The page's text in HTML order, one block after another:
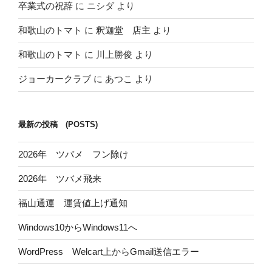
卒業式の祝辞 に ニシダ より
和歌山のトマト に 釈迦堂 店主 より
和歌山のトマト に 川上勝俊 より
ジョーカークラブ に あつこ より
最新の投稿 (POSTS)
2026年 ツバメ フン除け
2026年 ツバメ飛来
福山通運 運賃値上げ通知
Windows10からWindows11へ
WordPress Welcart上からGmail送信エラー